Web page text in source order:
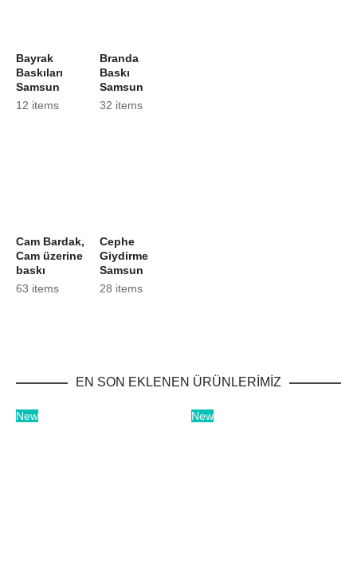
Bayrak
Baskıları
Samsun
12 items
Branda
Baskı
Samsun
32 items
Cam Bardak,
Cam üzerine
baskı
63 items
Cephe
Giydirme
Samsun
28 items
EN SON EKLENEN ÜRÜNLERİMİZ
New New